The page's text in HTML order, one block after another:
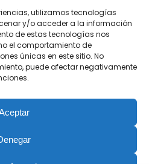
utilizamos tecnologías
y/o acceder a la información
de estas tecnologías nos
el comportamiento de
únicas en este sitio. No
puede afectar negativamente